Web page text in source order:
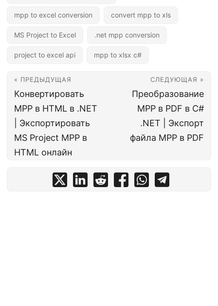
mpp to excel conversion convert mpp to xls
MS Project to Excel .net mpp conversion
project to excel api mpp to xlsx c#
« ПРЕДЫДУЩАЯ
Конвертировать
MPP в HTML в .NET
| Экспортировать
MS Project MPP в
HTML онлайн
СЛЕДУЮЩАЯ »
Преобразование
MPP в PDF в C#
.NET | Экспорт
файла MPP в PDF